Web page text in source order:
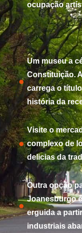
ocupação
Um museu a
Constituição.
carrega o
história da
Visite o
complexo de
delicias da
Outra opção
Joanesburgo
erguida a
industriais